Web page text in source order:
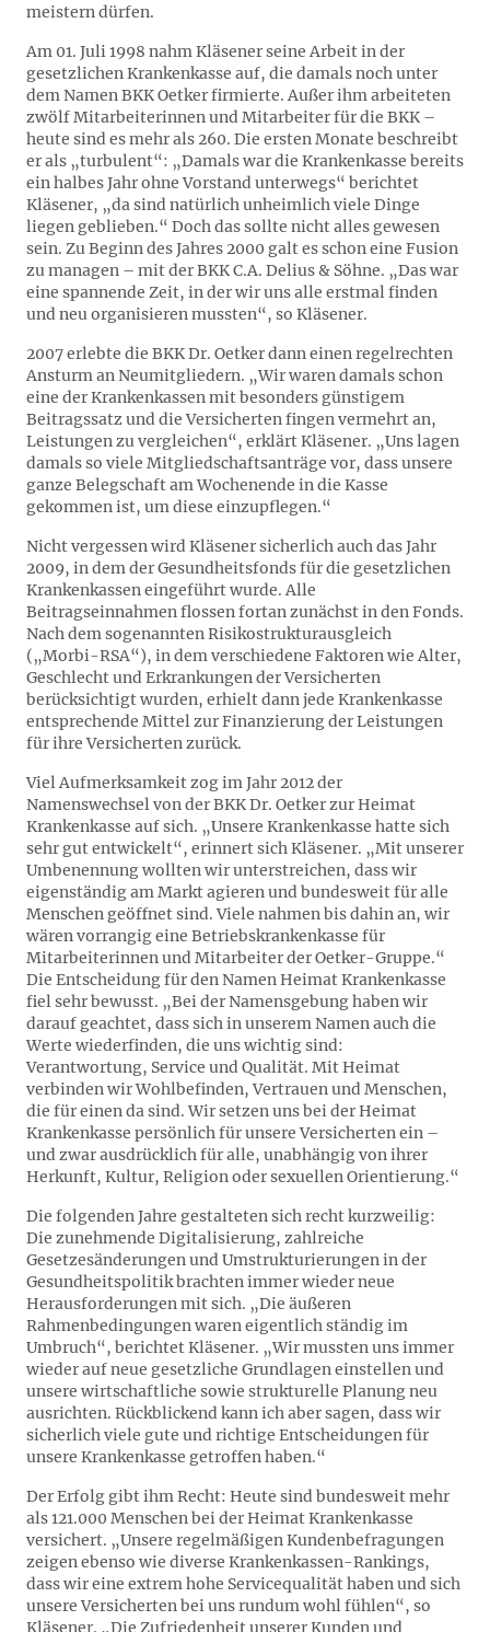
meistern dürfen.
Am 01. Juli 1998 nahm Kläsener seine Arbeit in der
gesetzlichen Krankenkasse auf, die damals noch unter
dem Namen BKK Oetker firmierte. Außer ihm arbeiteten
zwölf Mitarbeiterinnen und Mitarbeiter für die BKK –
heute sind es mehr als 260. Die ersten Monate beschreibt
er als „turbulent“: „Damals war die Krankenkasse bereits
ein halbes Jahr ohne Vorstand unterwegs“ berichtet
Kläsener, „da sind natürlich unheimlich viele Dinge
liegen geblieben.“ Doch das sollte nicht alles gewesen
sein. Zu Beginn des Jahres 2000 galt es schon eine Fusion
zu managen – mit der BKK C.A. Delius & Söhne. „Das war
eine spannende Zeit, in der wir uns alle erstmal finden
und neu organisieren mussten“, so Kläsener.
2007 erlebte die BKK Dr. Oetker dann einen regelrechten
Ansturm an Neumitgliedern. „Wir waren damals schon
eine der Krankenkassen mit besonders günstigem
Beitragssatz und die Versicherten fingen vermehrt an,
Leistungen zu vergleichen“, erklärt Kläsener. „Uns lagen
damals so viele Mitgliedschaftsanträge vor, dass unsere
ganze Belegschaft am Wochenende in die Kasse
gekommen ist, um diese einzupflegen.“
Nicht vergessen wird Kläsener sicherlich auch das Jahr
2009, in dem der Gesundheitsfonds für die gesetzlichen
Krankenkassen eingeführt wurde. Alle
Beitragseinnahmen flossen fortan zunächst in den Fonds.
Nach dem sogenannten Risikostrukturausgleich
(„Morbi-RSA“), in dem verschiedene Faktoren wie Alter,
Geschlecht und Erkrankungen der Versicherten
berücksichtigt wurden, erhielt dann jede Krankenkasse
entsprechende Mittel zur Finanzierung der Leistungen
für ihre Versicherten zurück.
Viel Aufmerksamkeit zog im Jahr 2012 der
Namenswechsel von der BKK Dr. Oetker zur Heimat
Krankenkasse auf sich. „Unsere Krankenkasse hatte sich
sehr gut entwickelt“, erinnert sich Kläsener. „Mit unserer
Umbenennung wollten wir unterstreichen, dass wir
eigenständig am Markt agieren und bundesweit für alle
Menschen geöffnet sind. Viele nahmen bis dahin an, wir
wären vorrangig eine Betriebskrankenkasse für
Mitarbeiterinnen und Mitarbeiter der Oetker-Gruppe.“
Die Entscheidung für den Namen Heimat Krankenkasse
fiel sehr bewusst. „Bei der Namensgebung haben wir
darauf geachtet, dass sich in unserem Namen auch die
Werte wiederfinden, die uns wichtig sind:
Verantwortung, Service und Qualität. Mit Heimat
verbinden wir Wohlbefinden, Vertrauen und Menschen,
die für einen da sind. Wir setzen uns bei der Heimat
Krankenkasse persönlich für unsere Versicherten ein –
und zwar ausdrücklich für alle, unabhängig von ihrer
Herkunft, Kultur, Religion oder sexuellen Orientierung.“
Die folgenden Jahre gestalteten sich recht kurzweilig:
Die zunehmende Digitalisierung, zahlreiche
Gesetzesänderungen und Umstrukturierungen in der
Gesundheitspolitik brachten immer wieder neue
Herausforderungen mit sich. „Die äußeren
Rahmenbedingungen waren eigentlich ständig im
Umbruch“, berichtet Kläsener. „Wir mussten uns immer
wieder auf neue gesetzliche Grundlagen einstellen und
unsere wirtschaftliche sowie strukturelle Planung neu
ausrichten. Rückblickend kann ich aber sagen, dass wir
sicherlich viele gute und richtige Entscheidungen für
unsere Krankenkasse getroffen haben.“
Der Erfolg gibt ihm Recht: Heute sind bundesweit mehr
als 121.000 Menschen bei der Heimat Krankenkasse
versichert. „Unsere regelmäßigen Kundenbefragungen
zeigen ebenso wie diverse Krankenkassen-Rankings,
dass wir eine extrem hohe Servicequalität haben und sich
unsere Versicherten bei uns rundum wohl fühlen“, so
Kläsener. „Die Zufriedenheit unserer Kunden und